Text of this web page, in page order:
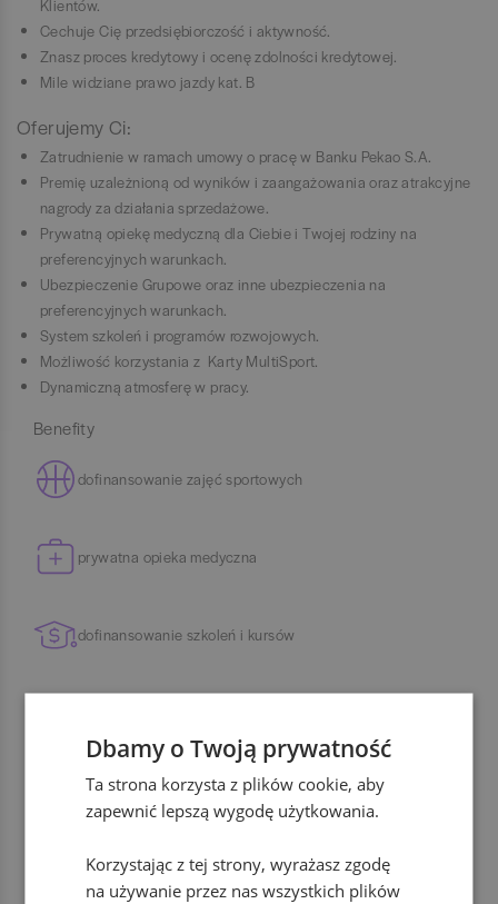
Klientów.
Cechuje Cię przedsiębiorczość i aktywność.
Znasz proces kredytowy i ocenę zdolności kredytowej.
Mile widziane prawo jazdy kat. B
Oferujemy Ci:
Zatrudnienie w ramach umowy o pracę w Banku Pekao S.A.
Premię uzależnioną od wyników i zaangażowania oraz atrakcyjne
nagrody za działania sprzedażowe.
Prywatną opiekę medyczną dla Ciebie i Twojej rodziny na
preferencyjnych warunkach.
Ubezpieczenie Grupowe oraz inne ubezpieczenia na
preferencyjnych warunkach.
System szkoleń i programów rozwojowych.
Możliwość korzystania z Karty MultiSport.
Dynamiczną atmosferę w pracy.
Benefity
dofinansowanie zajęć sportowych
prywatna opieka medyczna
dofinansowanie szkoleń i kursów
możliwość pracy zdalnej
dodatkowe świadczenia socjalne
Dbamy o Twoją prywatność
Ta strona korzysta z plików cookie, aby
zapewnić lepszą wygodę użytkowania.
Korzystając z tej strony, wyrażasz zgodę
na używanie przez nas wszystkich plików